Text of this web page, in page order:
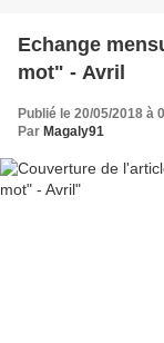
Echange
mot" - Avril
Publié le 20/05/2018 à
Par Magaly91